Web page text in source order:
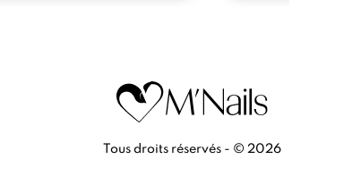
Tous droits réservés - © 2026